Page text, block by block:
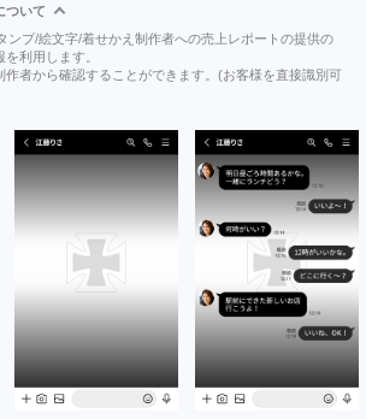
ついて
ンプ/絵文字/着せかえ制作者への売上レポートの提供の
利用します。
作者から確認することができます。(お客様を直接識別可